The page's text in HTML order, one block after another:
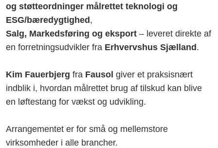
og støtteordninger målrettet teknologi og
ESG/bæredygtighed ,
Salg, Markedsføring og eksport – leveret direkte af
en forretningsudvikler fra Erhvervshus Sjælland .
Kim Fauerbjerg fra Fausol giver et praksisnært
indblik i, hvordan målrettet brug af tilskud kan blive
en løftestang for vækst og udvikling.
Arrangementet er for små og mellemstore
virksomheder i alle brancher.